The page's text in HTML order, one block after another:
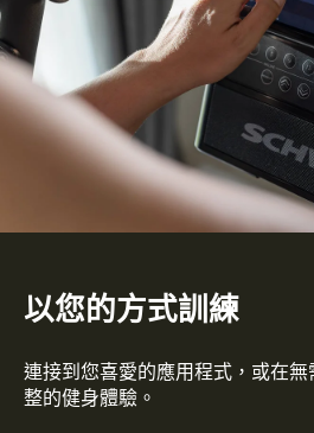
以您的方式訓練
連接到您喜愛的應用程式，或在
整的健身體驗。